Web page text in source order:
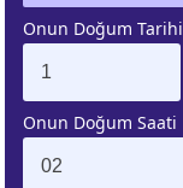
ŞANS
NOKTASI
GÜNEŞ
Onun Doğum Tarihi
Onun Doğum Saati